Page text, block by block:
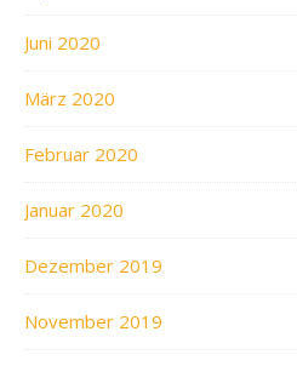
Juni 2020
März 2020
Februar 2020
Januar 2020
Dezember 2019
November 2019